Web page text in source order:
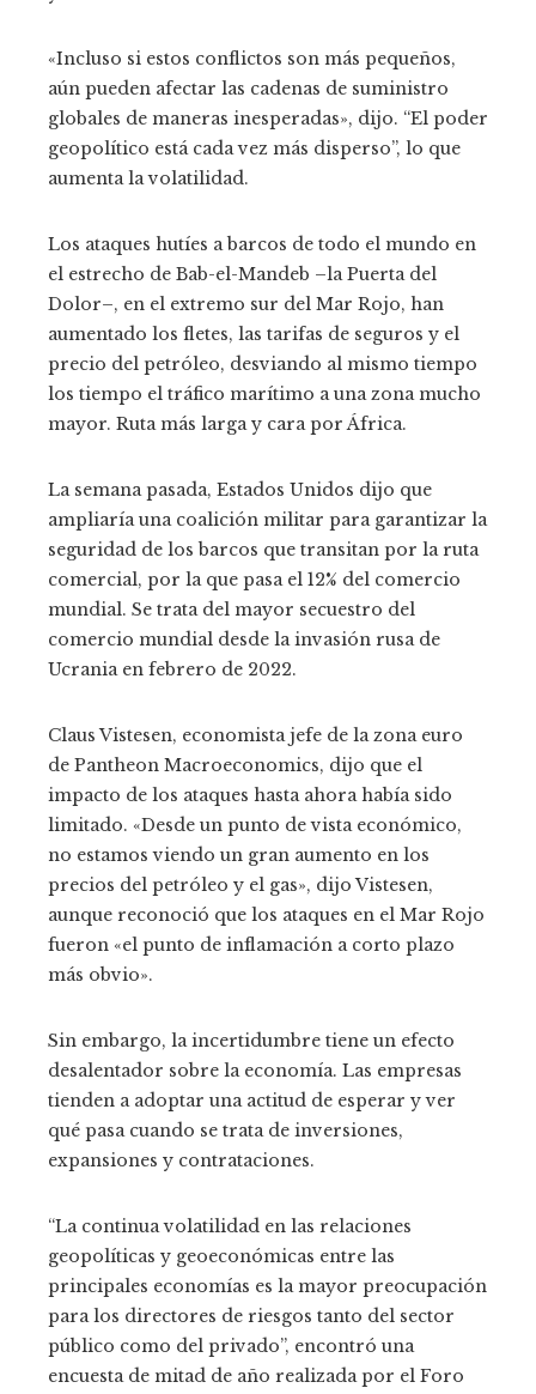
«Incluso si estos conflictos son más pequeños,
aún pueden afectar las cadenas de suministro
globales de maneras inesperadas», dijo. “El poder
geopolítico está cada vez más disperso”, lo que
aumenta la volatilidad.
Los ataques hutíes a barcos de todo el mundo en
el estrecho de Bab-el-Mandeb –la Puerta del
Dolor–, en el extremo sur del Mar Rojo, han
aumentado los fletes, las tarifas de seguros y el
precio del petróleo, desviando al mismo tiempo
los tiempo el tráfico marítimo a una zona mucho
mayor. Ruta más larga y cara por África.
La semana pasada, Estados Unidos dijo que
ampliaría una coalición militar para garantizar la
seguridad de los barcos que transitan por la ruta
comercial, por la que pasa el 12% del comercio
mundial. Se trata del mayor secuestro del
comercio mundial desde la invasión rusa de
Ucrania en febrero de 2022.
Claus Vistesen, economista jefe de la zona euro
de Pantheon Macroeconomics, dijo que el
impacto de los ataques hasta ahora había sido
limitado. «Desde un punto de vista económico,
no estamos viendo un gran aumento en los
precios del petróleo y el gas», dijo Vistesen,
aunque reconoció que los ataques en el Mar Rojo
fueron «el punto de inflamación a corto plazo
más obvio».
Sin embargo, la incertidumbre tiene un efecto
desalentador sobre la economía. Las empresas
tienden a adoptar una actitud de esperar y ver
qué pasa cuando se trata de inversiones,
expansiones y contrataciones.
“La continua volatilidad en las relaciones
geopolíticas y geoeconómicas entre las
principales economías es la mayor preocupación
para los directores de riesgos tanto del sector
público como del privado”, encontró una
encuesta de mitad de año realizada por el Foro